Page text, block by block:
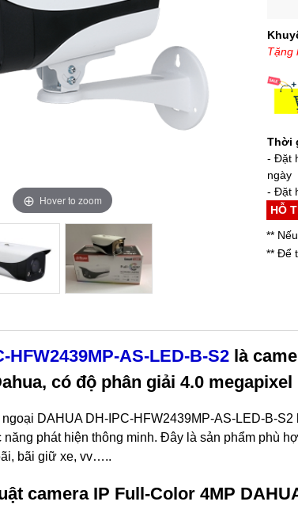
Hover to zoom
Hover to zoom
Hover to zoom
Tặng
Thời
- Đặt
ngày
- Đặt
HỖ
**
** Để
HFW2439MP-AS-LED-B-S2 là
có độ phân giải 4.0 megapixel
ngoại DAHUA DH-IPC-HFW2439MP-AS-LED-B-
phát hiện thông minh. Đây là sản phẩm phù
bãi giữ xe, vv…..
camera IP Full-Color 4MP